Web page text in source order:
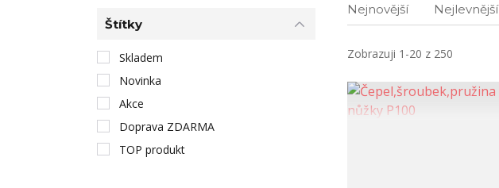
Nejnovější Nejlevnější
Zobrazuji 1-20 z 250
Štítky
Skladem
Novinka
Akce
Doprava ZDARMA
TOP produkt